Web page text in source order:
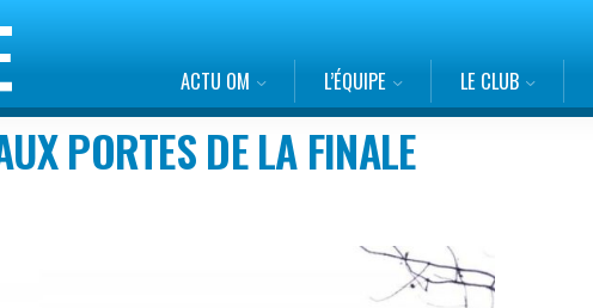
ACTU OM L’ÉQUIPE LE CLUB
PORTES DE LA FINALE